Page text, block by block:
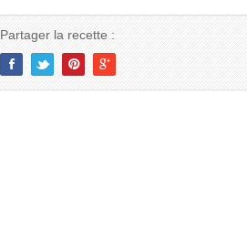
Partager la recette :